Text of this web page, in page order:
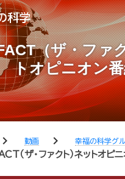
（ザ・ファ
トオピニオン
chevron_right 動画 chevron_right 幸福の科学グ
（ザ・ファクト）ネットオピ